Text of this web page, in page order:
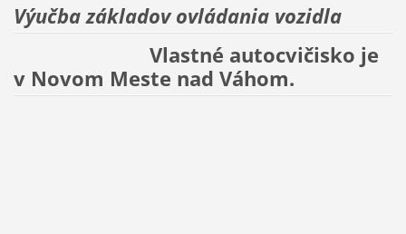
Výučba základov ovládania vozidla
Vlastné autocvičisko je
v Novom Meste nad Váhom.